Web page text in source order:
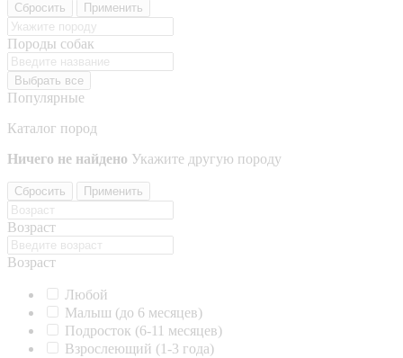
Сбросить Применить
Породы собак
Выбрать все
Популярные
Каталог пород
Ничего не найдено Укажите другую породу
Сбросить Применить
Возраст
Возраст
Любой
Малыш (до 6 месяцев)
Подросток (6-11 месяцев)
Взрослеющий (1-3 года)